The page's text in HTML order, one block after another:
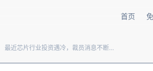
首页
最近芯片行业投资遇冷，裁员消息不断，2024年及以后的校招形势会变得更差吗？